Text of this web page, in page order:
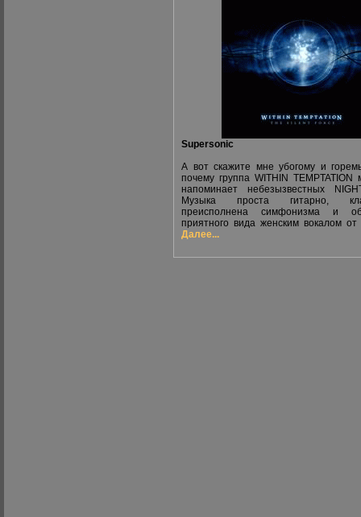
Supersonic
А вот скажите мне убогому и
почему группа WITHIN TEMPTATION
напоминает небезызвестных
Музыка проста гитарно,
преисполнена симфонизма и
приятного вида женским вокалом
Далее...